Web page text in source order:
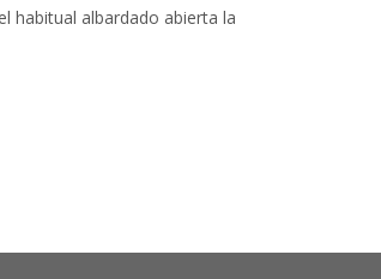
habitual albardado abierta la